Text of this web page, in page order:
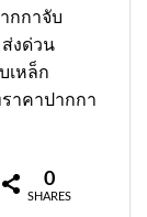
กกาจับ
งด่วน
เหล็ก
าคาปากกา
0
SHARES